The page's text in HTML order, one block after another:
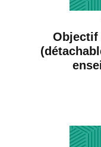
Objectif